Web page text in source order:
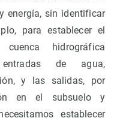
energía, sin identificar
para establecer el
hidrográfica
de agua,
y las salidas, por
en el subsuelo y
establecer